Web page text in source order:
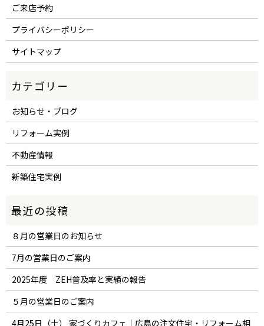
ご来店予約
プライバシーポリシー
サイトマップ
お知らせ・ブログ
リフォーム実例
不動産情報
新築住宅実例
８月の営業日のお知らせ
7月の営業日のご案内
2025年度 ZEH普及率と実績の報告
５月の営業日のご案内
4月25日（土） 家づくりカフェ｜広島の注文住宅・リフォーム相